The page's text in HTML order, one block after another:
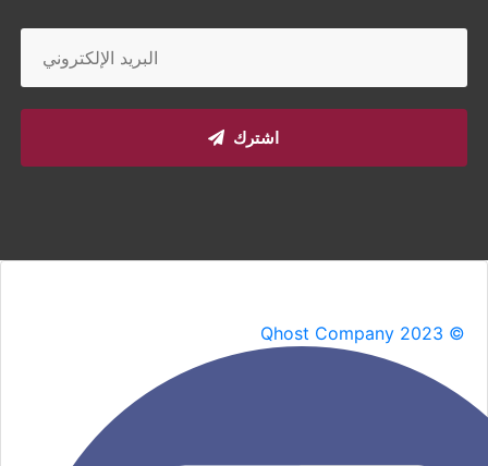
اشترك
Qhost Company 2023 ©